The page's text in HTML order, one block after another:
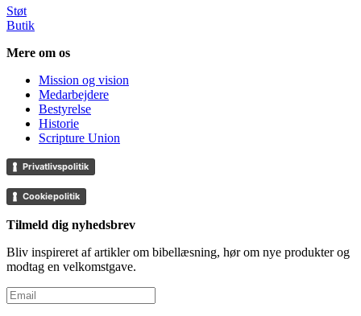
Støt
Butik
Mere om os
Mission og vision
Medarbejdere
Bestyrelse
Historie
Scripture Union
Privatlivspolitik
Cookiepolitik
Tilmeld dig nyhedsbrev
Bliv inspireret af artikler om bibellæsning, hør om nye produkter og
modtag en velkomstgave.